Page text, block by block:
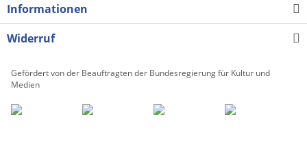
Informationen
Widerruf
Gefördert von der Beauftragten der Bundesregierung für Kultur und
Medien